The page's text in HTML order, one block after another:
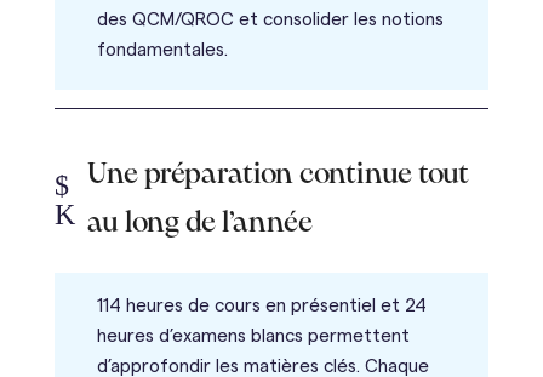
des QCM/QROC et consolider les notions
fondamentales.
Une préparation continue tout
au long de l’année
$
K
114 heures de cours en présentiel et 24
heures d’examens blancs permettent
d’approfondir les matières clés. Chaque